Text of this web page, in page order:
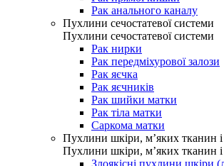
Рак анального каналу
Пухлини сечостатевої системи
Пухлини сечостатевої системи
Рак нирки
Рак передміхурової залози
Рак яєчка
Рак яєчників
Рак шийки матки
Рак тіла матки
Саркома матки
Пухлини шкіри, м’яких тканин і
Пухлини шкіри, м’яких тканин і
Злоякісні пухлини шкіри